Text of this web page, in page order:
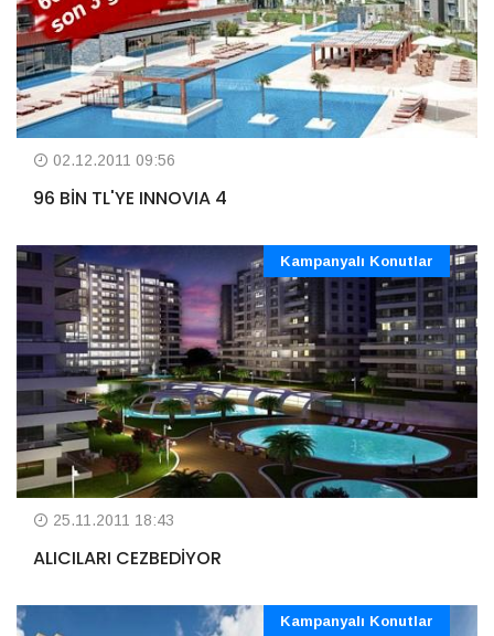
02.12.2011 09:56
96 BİN TL'YE INNOVIA 4
Kampanyalı Konutlar
25.11.2011 18:43
ALICILARI CEZBEDİYOR
Kampanyalı Konutlar